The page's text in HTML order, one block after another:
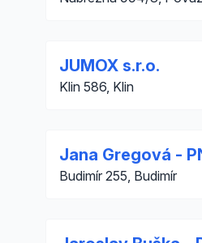
JUMOX s.r.o.
Klin 586, Klin
Jana Gregová -
Budimír 255, Budimír